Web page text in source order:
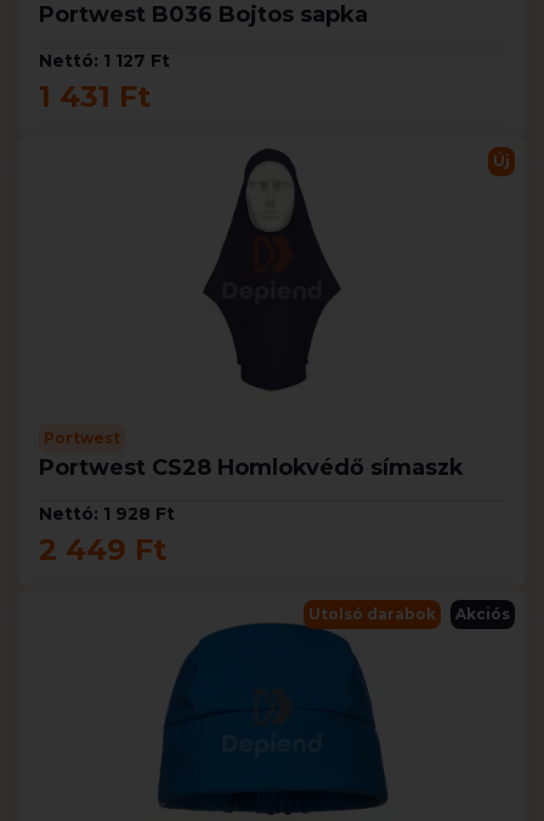
Portwest B036 Bojtos sapka
Nettó: 1 127 Ft
1 431 Ft
Új
Portwest
Portwest CS28 Homlokvédő símaszk
Nettó: 1 928 Ft
2 449 Ft
Utolsó darabok Akciós